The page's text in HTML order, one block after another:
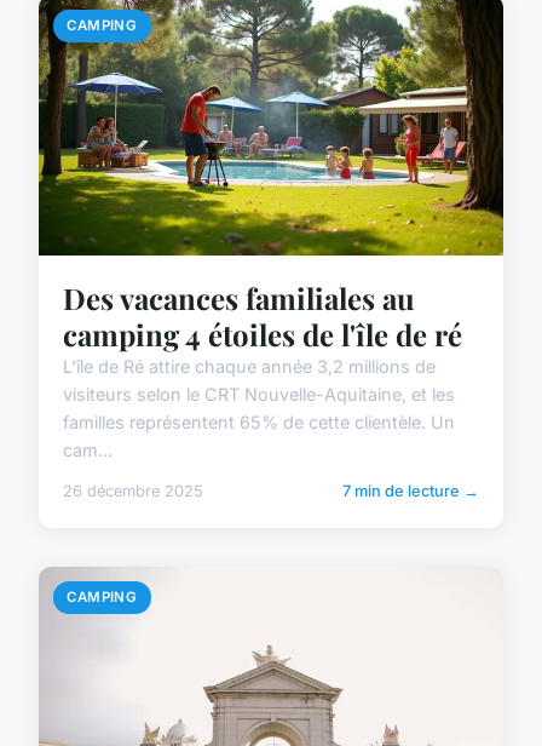
CAMPING
Des vacances familiales au
camping 4 étoiles de l'île de ré
L'île de Ré attire chaque année 3,2 millions de
visiteurs selon le CRT Nouvelle-Aquitaine, et les
familles représentent 65% de cette clientèle. Un
cam...
26 décembre 2025 7 min de lecture →
CAMPING